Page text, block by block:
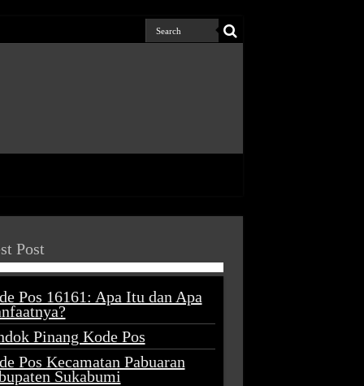
Post
Pos 16161: Apa Itu dan Apa
Pinang Kode Pos
Pos Kecamatan Pabuaran
Sukabumi